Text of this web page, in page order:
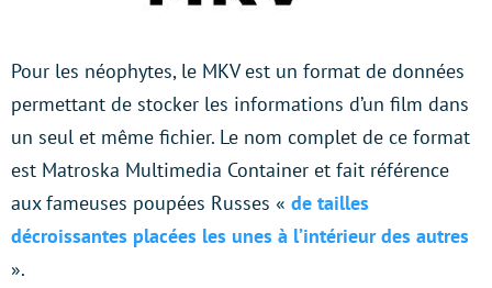
Pour les néophytes, le MKV est un format de données
permettant de stocker les informations d’un film dans
un seul et même fichier. Le nom complet de ce format
est Matroska Multimedia Container et fait référence
aux fameuses poupées Russes « de tailles
décroissantes placées les unes à l’intérieur des autres
».